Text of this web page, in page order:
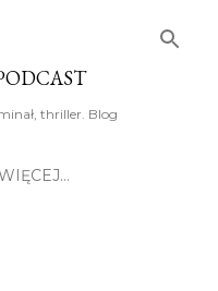
thriller. Blog